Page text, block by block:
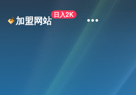
加盟网站 日入2K